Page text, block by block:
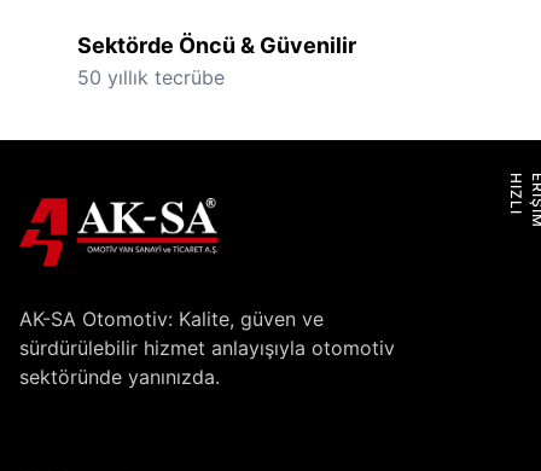
Sektörde Öncü & Güvenilir
50 yıllık tecrübe
AK-SA Otomotiv: Kalite, güven ve
sürdürülebilir hizmet anlayışıyla otomotiv
sektöründe yanınızda.
H
I
Z
L
I
E
R
İ
Ş
İ
M